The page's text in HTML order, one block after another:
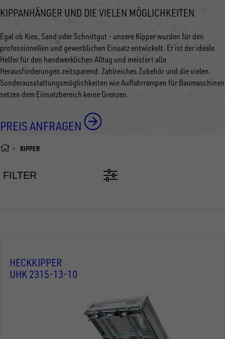
KIPPANHÄNGER UND DIE VIELEN MÖGLICHKEITEN
Egal ob Kies, Sand oder Schnittgut - unsere Kipper wurden für den
professionellen und gewerblichen Einsatz entwickelt. Er ist der ideale
Helfer für den handwerklichen Alltag und meistert alle
Herausforderungen zeitsparend. Zahlreiches Zubehör und die vielen
Sonderausstattungsmöglichkeiten wie Auffahrrampen für Baumaschinen
setzen dem Einsatzbereich keine Grenzen.
PREIS ANFRAGEN
KIPPER
FILTER
HECKKIPPER
UHK 2315-13-10